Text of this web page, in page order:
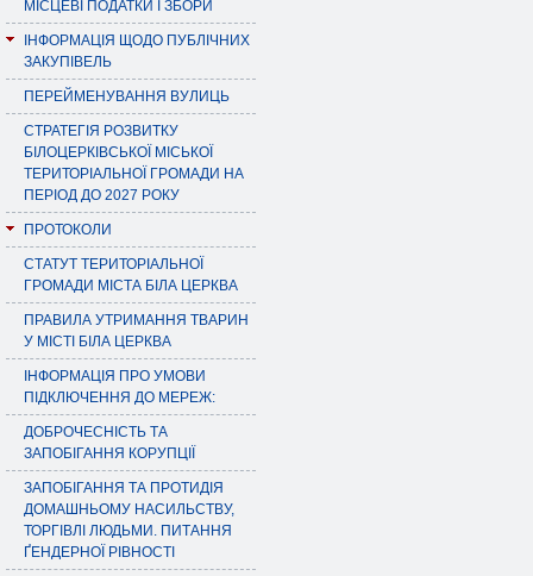
МІСЦЕВІ ПОДАТКИ І ЗБОРИ
ІНФОРМАЦІЯ ЩОДО ПУБЛІЧНИХ
ЗАКУПІВЕЛЬ
ПЕРЕЙМЕНУВАННЯ ВУЛИЦЬ
СТРАТЕГІЯ РОЗВИТКУ
БІЛОЦЕРКІВСЬКОЇ МІСЬКОЇ
ТЕРИТОРІАЛЬНОЇ ГРОМАДИ НА
ПЕРІОД ДО 2027 РОКУ
ПРОТОКОЛИ
СТАТУТ ТЕРИТОРІАЛЬНОЇ
ГРОМАДИ МІСТА БІЛА ЦЕРКВА
ПРАВИЛА УТРИМАННЯ ТВАРИН
У МІСТІ БІЛА ЦЕРКВА
ІНФОРМАЦІЯ ПРО УМОВИ
ПІДКЛЮЧЕННЯ ДО МЕРЕЖ:
ДОБРОЧЕСНІСТЬ ТА
ЗАПОБІГАННЯ КОРУПЦІЇ
ЗАПОБІГАННЯ ТА ПРОТИДІЯ
ДОМАШНЬОМУ НАСИЛЬСТВУ,
ТОРГІВЛІ ЛЮДЬМИ. ПИТАННЯ
ҐЕНДЕРНОЇ РІВНОСТІ